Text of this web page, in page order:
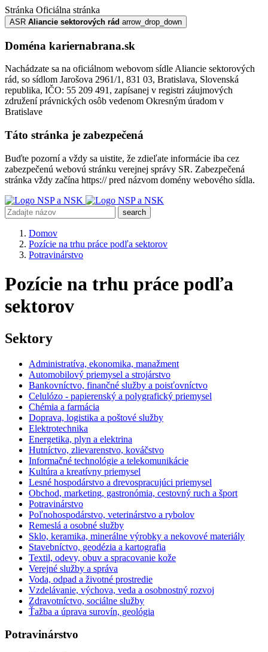
Stránka Oficiálna stránka
ASR Aliancie sektorových rád arrow_drop_down
Doména kariernabrana.sk
Nachádzate sa na oficiálnom webovom sídle Aliancie sektorových
rád, so sídlom Jarošova 2961/1, 831 03, Bratislava, Slovenská
republika, IČO: 55 209 491, zapísanej v registri záujmových
združení právnických osôb vedenom Okresným úradom v
Bratislave
Táto stránka je zabezpečená
Buďte pozorní a vždy sa uistite, že zdieľate informácie iba cez
zabezpečenú webovú stránku verejnej správy SR. Zabezpečená
stránka vždy začína https:// pred názvom domény webového sídla.
search
Domov
Pozície na trhu práce podľa sektorov
Potravinárstvo
Pozície na trhu práce podľa
sektorov
Sektory
Administratíva, ekonomika, manažment
Automobilový priemysel a strojárstvo
Bankovníctvo, finančné služby a poisťovníctvo
Celulózo - papierenský a polygrafický priemysel
Chémia a farmácia
Doprava, logistika a poštové služby
Elektrotechnika
Energetika, plyn a elektrina
Hutníctvo, zlievarenstvo, kováčstvo
Informačné technológie a telekomunikácie
Kultúra a kreatívny priemysel
Lesné hospodárstvo a drevospracujúci priemysel
Obchod, marketing, gastronómia, cestovný ruch a šport
Potravinárstvo
Poľnohospodárstvo, veterinárstvo a rybolov
Remeslá a osobné služby
Sklo, keramika, minerálne výrobky a nekovové materiály
Stavebníctvo, geodézia a kartografia
Textil, odevy, obuv a spracovanie kože
Verejné služby a správa
Voda, odpad a životné prostredie
Vzdelávanie, výchova, veda a osobnostný rozvoj
Zdravotníctvo, sociálne služby
Ťažba a úprava surovín, geológia
Potravinárstvo